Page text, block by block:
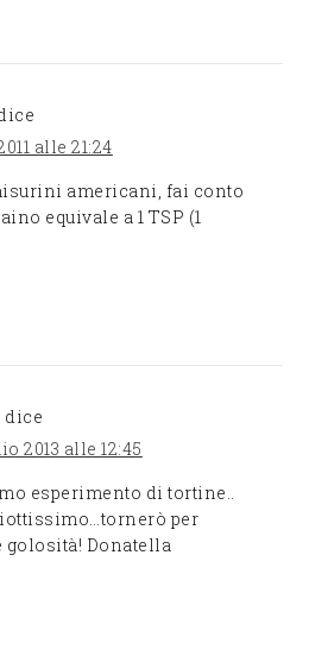
alle 21:24
americani, fai conto
equivale a 1 TSP (1
dice
2013 alle 12:45
esperimento di tortine..
per
golosità! Donatella